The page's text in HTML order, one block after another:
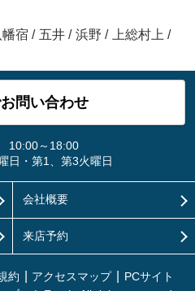
幡宿 / 五井 / 浜野 / 上総村上 /
問い合わせ
10:00～18:00
日・第1、第3火曜日
会社概要
来店予約
約 アクセスマップ
PCサイト